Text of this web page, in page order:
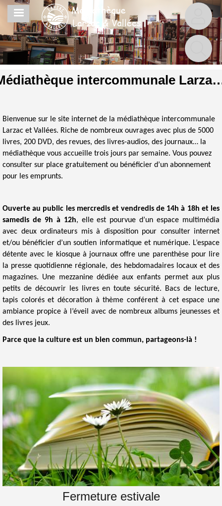
Aller
contenu
principal
MENU
Médiathèque
Bienvenue sur le site internet de la médiathèque intercommunale
Larzac et Vallées. Riche de nombreux ouvrages avec plus de 5000
livres, 200 DVD, des revues, des livres-audios, des journaux… la
médiathèque vous accueille trois jours par semaine. Vous pouvez
consulter sur place gratuitement ou bénéficier d’un abonnement
pour les emprunts.
Ouverte au public les mercredis et vendredis de 14h à 18h et les
samedis de 9h à 12h, elle est pourvue d’un espace multimédia
avec deux ordinateurs mis à disposition pour consulter internet
et/ou bénéficier d’un soutien informatique et numérique. L’espace
détente avec le kiosque à journaux offre une parenthèse pour lire
la presse quotidienne régionale, des hebdomadaires locaux et des
magazines. Une mezzanine dédiée aux enfants permet aux plus
petits de découvrir les livres en toute sécurité. Bacs de lecture,
tapis colorés et décoration à thème conférent à cet espace une
ambiance propice à l’éveil avec de nombreux albums jeunesses et
des livres jeux.​​
Parce que la culture est un bien commun, partageons-là !
Fermeture estivale